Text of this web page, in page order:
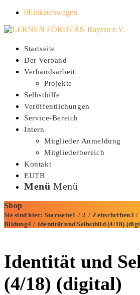
0Einkaufswagen
Startseite
Der Verband
Verbandsarbeit
Projekte
Selbsthilfe
Veröffentlichungen
Service-Bereich
Intern
Mitglieder Anmeldung
Mitgliederbereich
Kontakt
EUTB
Menü Menü
Shop
Sie sind hier: Startseite1 / 2 / Zeitschriften3 /
Bildung4 / Identität und Selbstbild (4/18)
Identität und
(4/18) (digital)